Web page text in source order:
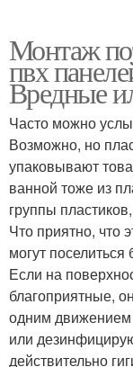
Монтаж
пвх
Вредные
Часто можно
Возможно, но
упаковывают
ванной тоже из
группы
Что приятно, что
могут
Если на
благоприятные,
одним
или
действительно